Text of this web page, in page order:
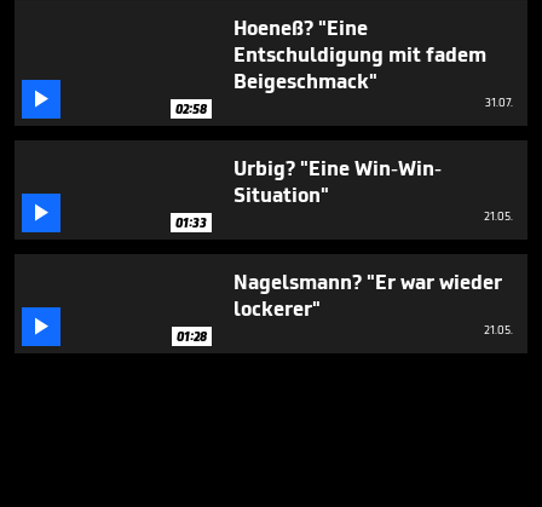
 02:58
Hoeneß? "Eine
Entschuldigung mit fadem
Beigeschmack"
31.07.
 01:33
Urbig? "Eine Win-Win-
Situation"
21.05.
 01:28
Nagelsmann? "Er war wieder
lockerer"
21.05.